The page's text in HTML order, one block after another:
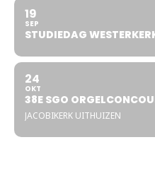
19
SEP
STUDIEDAG
24
OKT
38E SGO
JACOBIKERK UITHUIZEN